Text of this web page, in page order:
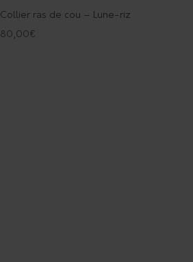
Collier ras de cou – Lune-riz
80,00€